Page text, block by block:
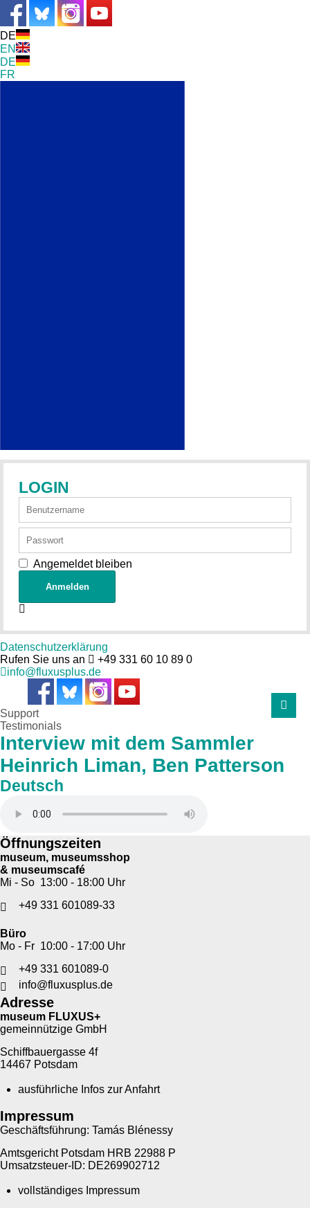
DE
EN
DE
FR
LOGIN
Angemeldet bleiben
Datenschutzerklärung
Rufen Sie uns an
+49 331 60 10 89 0
info@fluxusplus.de
Support
Testimonials
Interview mit dem Sammler
Heinrich Liman, Ben Patterson
Deutsch
Öffnungszeiten
museum, museumsshop
& museumscafé
Mi - So 13:00 - 18:00 Uhr
+49 331 601089-33
Büro
Mo - Fr 10:00 - 17:00 Uhr
+49 331 601089-0
info@fluxusplus.de
Adresse
museum FLUXUS+
gemeinnützige GmbH
Schiffbauergasse 4f
14467 Potsdam
ausführliche Infos zur Anfahrt
Impressum
Geschäftsführung: Tamás Blénessy
Amtsgericht Potsdam HRB 22988 P
Umsatzsteuer-ID: DE269902712
vollständiges Impressum